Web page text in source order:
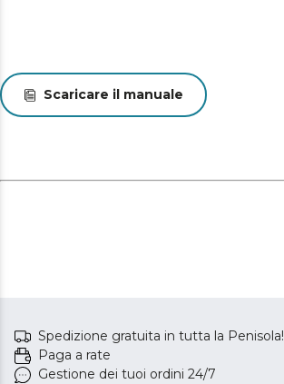
Scaricare il manuale
Spedizione gratuita in tutta la Penisola!
Paga a rate
Gestione dei tuoi ordini 24/7